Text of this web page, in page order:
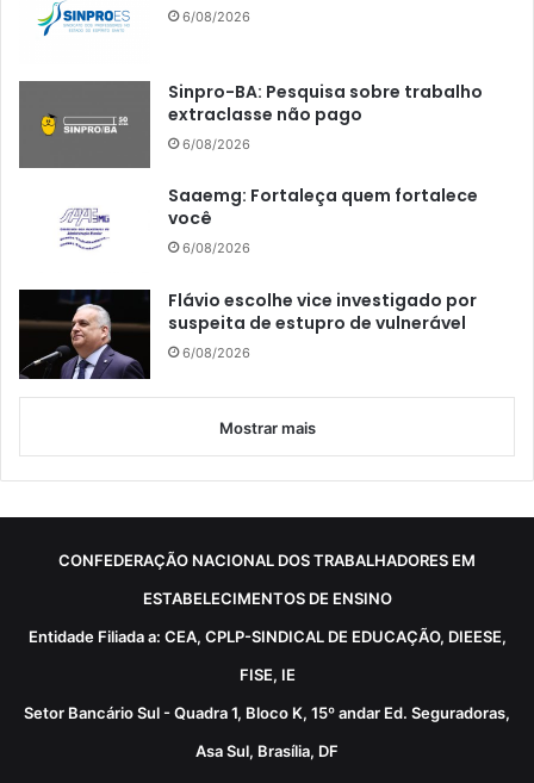
6/08/2026
Sinpro-BA: Pesquisa sobre trabalho
extraclasse não pago
6/08/2026
Saaemg: Fortaleça quem fortalece
você
6/08/2026
Flávio escolhe vice investigado por
suspeita de estupro de vulnerável
6/08/2026
Mostrar mais
CONFEDERAÇÃO NACIONAL DOS TRABALHADORES EM
ESTABELECIMENTOS DE ENSINO
Entidade Filiada a: CEA, CPLP-SINDICAL DE EDUCAÇÃO, DIEESE,
FISE, IE
Setor Bancário Sul - Quadra 1, Bloco K, 15º andar Ed. Seguradoras,
Asa Sul, Brasília, DF